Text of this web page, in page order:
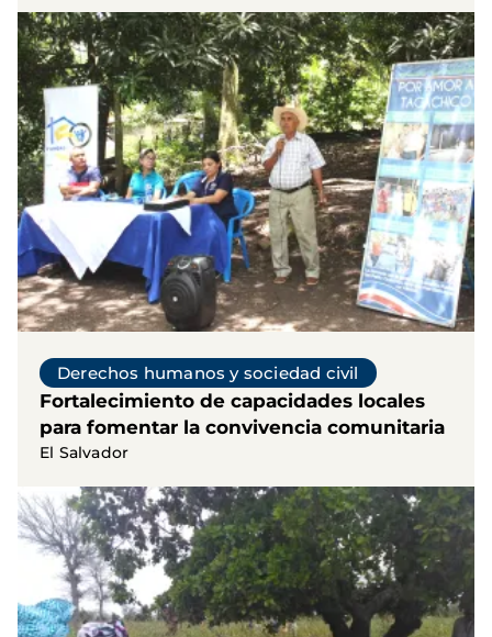
Derechos humanos y sociedad civil
Fortalecimiento de capacidades locales
para fomentar la convivencia comunitaria
El Salvador